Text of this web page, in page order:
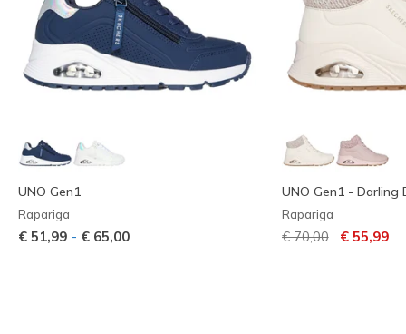
UNO Gen1
Rapariga
€ 51,99 - € 65,00
UNO Gen1 - Darling
Rapariga
Preço com
€ 70,00para
€ 55,99